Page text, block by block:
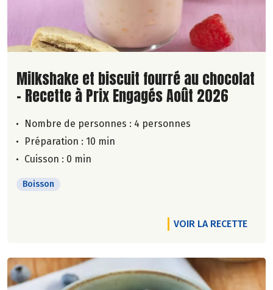
Lire la suite de la recette
Milkshake et biscuit fourré au chocolat
- Recette à Prix Engagés Août 2026
Nombre de personnes : 4 personnes
Préparation : 10 min
Cuisson : 0 min
Boisson
VOIR LA RECETTE